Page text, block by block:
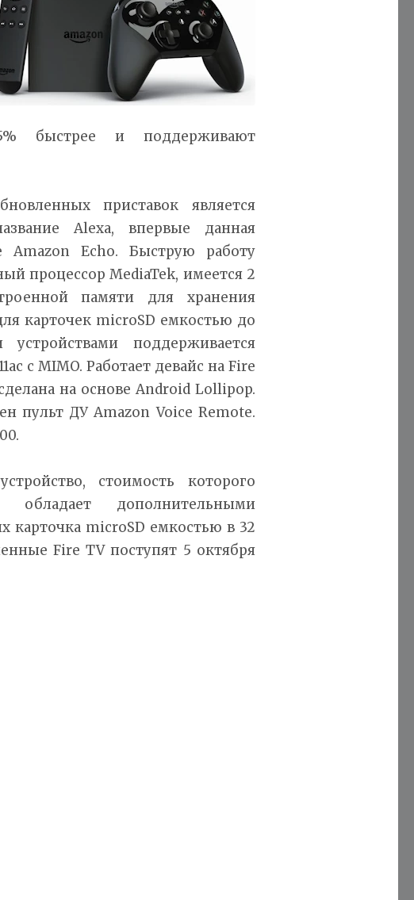
быстрее и поддерживают
приставок является
Alexa, впервые данная
Amazon Echo. Быструю работу
процессор MediaTek, имеется 2
памяти для хранения
карточек microSD емкостью до
поддерживается
с MIMO. Работает девайс на Fire
на основе Android Lollipop.
пульт ДУ Amazon Voice Remote.
стоимость которого
обладает дополнительными
карточка microSD емкостью в 32
Fire TV поступят 5 октября